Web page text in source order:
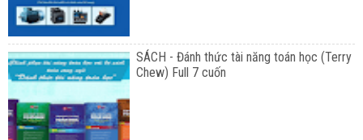
SÁCH - Đánh thức tài năng toán học (Terry
Chew) Full 7 cuốn